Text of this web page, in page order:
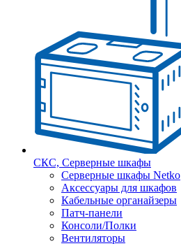
СКС, Серверные шкафы
Серверные шкафы Netko
Аксессуары для шкафов
Кабельные органайзеры
Патч-панели
Консоли/Полки
Вентиляторы